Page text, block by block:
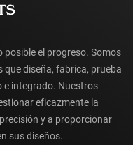
myTI
posible el progreso. Somos
diseña, fabrica, prueba
e integrado. Nuestros
eficazmente la
y a proporcionar
sus diseños.